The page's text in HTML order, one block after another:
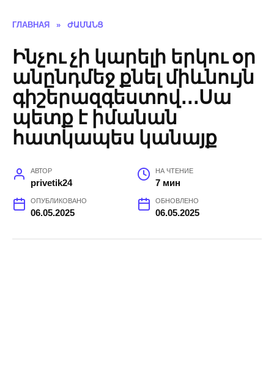
ГЛАВНАЯ » ԺԱՄԱՆՑ
Ինչու չի կարելի երկու օր
անընդմեջ քնել միևնույն
գիշերազգեստով․․․Սա
պետք է իմանան
հատկապես կանայք
АВТОР
privetik24
НА ЧТЕНИЕ
7 мин
ОПУБЛИКОВАНО
06.05.2025
ОБНОВЛЕНО
06.05.2025